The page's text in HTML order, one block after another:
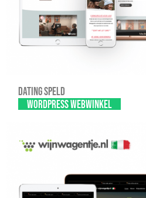
Dating Speld
WordPress webwinkel